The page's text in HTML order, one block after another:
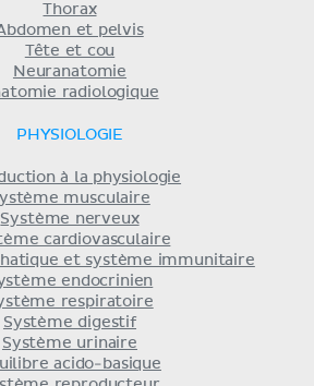
Thorax
et pelvis
Tête et cou
Neuranatomie
radiologique
PHYSIOLOGIE
à la physiologie
musculaire
Système nerveux
cardiovasculaire
et système immunitaire
endocrinien
respiratoire
Système digestif
Système urinaire
acido-basique